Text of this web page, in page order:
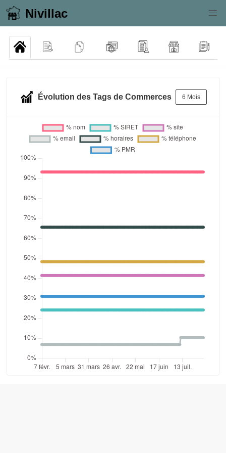
Nivillac
Évolution des Tags de Commerces 6 Mois